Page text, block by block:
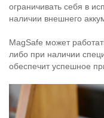
ограничивать себя в
наличии внешнего
MagSafe может
либо при наличии
обеспечит успешное